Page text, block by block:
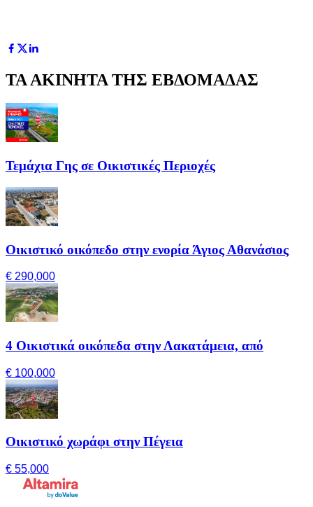
ΤΑ ΑΚΙΝΗΤΑ ΤΗΣ ΕΒΔΟΜΑΔΑΣ
Τεμάχια Γης σε Οικιστικές Περιοχές
Οικιστικό οικόπεδο στην ενορία Άγιος Αθανάσιος
€ 290,000
4 Οικιστικά οικόπεδα στην Λακατάμεια, από
€ 100,000
Οικιστικό χωράφι στην Πέγεια
€ 55,000